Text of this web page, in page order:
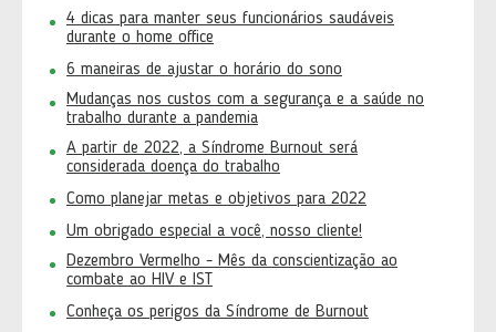
4 dicas para manter seus funcionários saudáveis
durante o home office
6 maneiras de ajustar o horário do sono
Mudanças nos custos com a segurança e a saúde no
trabalho durante a pandemia
A partir de 2022, a Síndrome Burnout será
considerada doença do trabalho
Como planejar metas e objetivos para 2022
Um obrigado especial a você, nosso cliente!
Dezembro Vermelho - Mês da conscientização ao
combate ao HIV e IST
Conheça os perigos da Síndrome de Burnout